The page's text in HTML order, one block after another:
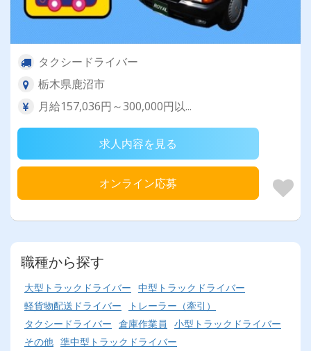
タクシードライバー
栃木県鹿沼市
月給157,036円～300,000円以...
求人内容を見る
オンライン応募
職種から探す
大型トラックドライバー 中型トラックドライバー
軽貨物配送ドライバー
トレーラー（牽引）
タクシードライバー 倉庫作業員
小型トラックドライバー
その他 準中型トラックドライバー